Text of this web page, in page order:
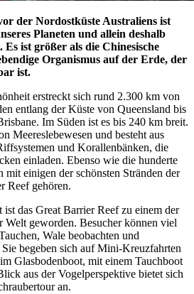
der Nordostküste Australiens ist
Planeten und allein deshalb
Es ist größer als die Chinesische
Organismus auf der Erde, der
ist.
erstreckt sich rund 2.300 km von
entlang der Küste von Queensland bis
Im Süden ist es bis 240 km breit.
Meereslebewesen und besteht aus
und Korallenbänken, die
einladen. Ebenso wie die hunderte
mit einigen der schönsten Stränden der
Reef gehören.
das Great Barrier Reef zu einem der
Welt geworden. Besucher können viel
Wale beobachten und
begeben sich auf Mini-Kreuzfahrten
Glasbodenboot, mit einem Tauchboot
aus der Vogelperspektive bietet sich
an.